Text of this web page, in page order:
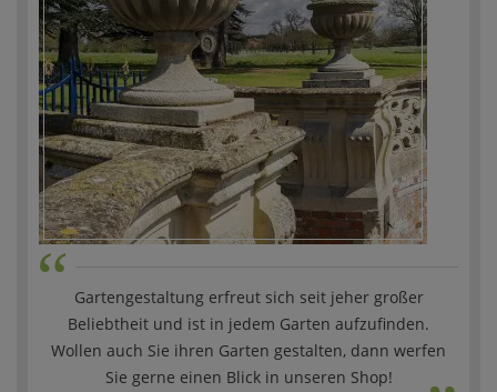
“ Gartengestaltung erfreut sich seit jeher großer
Beliebtheit und ist in jedem Garten aufzufinden.
Wollen auch Sie ihren Garten gestalten, dann werfen
Sie gerne einen Blick in unseren Shop!
„